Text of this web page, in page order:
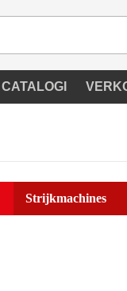
CATALOGI
Strijkmachines